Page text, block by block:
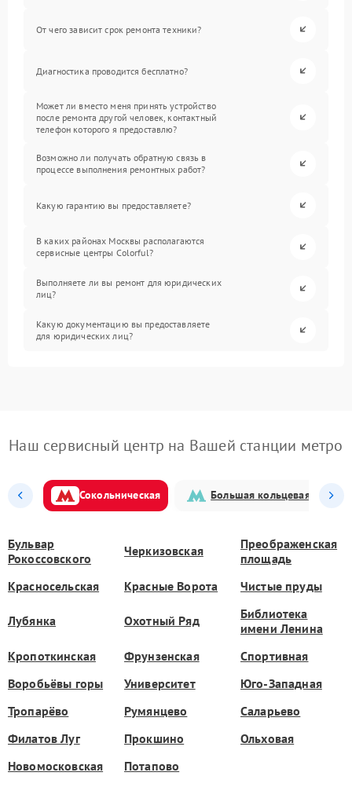
От чего зависит срок ремонта техники?
Диагностика проводится бесплатно?
Может ли вместо меня принять устройство
после ремонта другой человек, контактный
телефон которого я предоставлю?
Возможно ли получать обратную связь в
процессе выполнения ремонтных работ?
Какую гарантию вы предоставляете?
В каких районах Москвы располагаются
сервисные центры Colorful?
Выполняете ли вы ремонт для юридических
лиц?
Какую документацию вы предоставляете
для юридических лиц?
Наш сервисный центр на Вашей станции метро
Сокольническая Большая кольцевая
Бульвар
Рокоссовского
Черкизовская
Преображенская
площадь
Красносельская
Красные Ворота Чистые пруды
Лубянка Охотный Ряд
Библиотека
имени Ленина
Кропоткинская
Фрунзенская
Спортивная
Воробьёвы горы
Университет
Юго-Западная
Тропарёво
Румянцево
Саларьево
Филатов Луг
Прокшино
Ольховая
Новомосковская
Потапово